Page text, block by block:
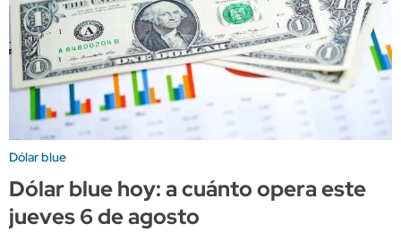
Dólar blue
Dólar blue hoy: a cuánto opera este
jueves 6 de agosto